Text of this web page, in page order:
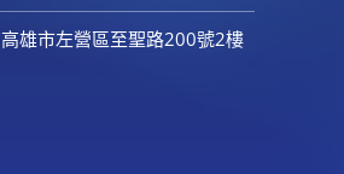
雄市左營區至聖路200號2樓